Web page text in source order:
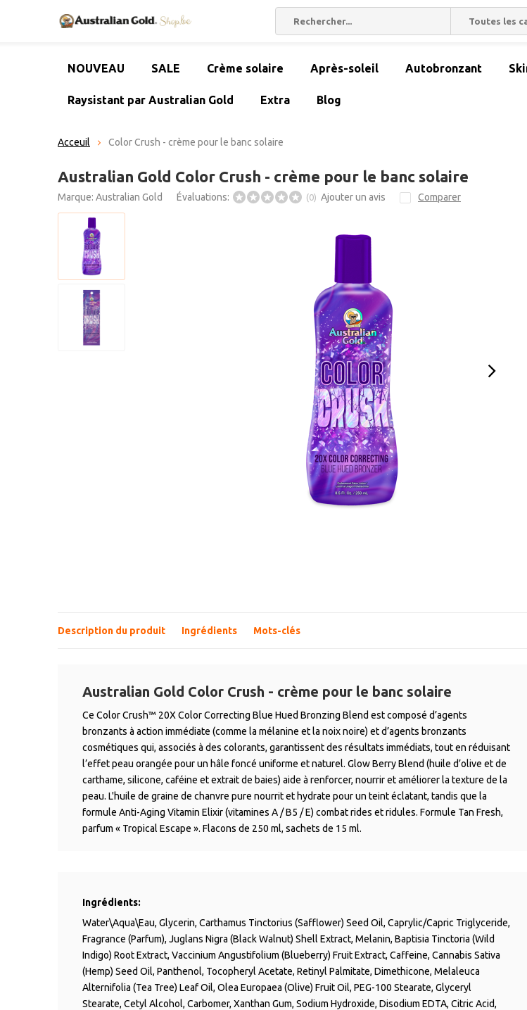
Toutes les
NOUVEAU SALE Crème solaire Après-soleil Autobronzant
Raysistant par Australian Gold Extra Blog
Acceuil Color Crush - crème pour le banc solaire
Australian Gold Color Crush - crème pour le banc solaire
Marque: Australian Gold Évaluations: (0) Ajouter un avis Comparer
Description du produit Ingrédients Mots-clés
Australian Gold Color Crush - crème pour le banc solaire
Ce Color Crush™ 20X Color Correcting Blue Hued Bronzing Blend est composé d’agents
bronzants à action immédiate (comme la mélanine et la noix noire) et d’agents bronzants
cosmétiques qui, associés à des colorants, garantissent des résultats immédiats, tout en réduisant
l’effet peau orangée pour un hâle foncé uniforme et naturel. Glow Berry Blend (huile d’olive et de
carthame, silicone, caféine et extrait de baies) aide à renforcer, nourrir et améliorer la texture de la
peau. L'huile de graine de chanvre pure nourrit et hydrate pour un teint éclatant, tandis que la
formule Anti-Aging Vitamin Elixir (vitamines A / B5 / E) combat rides et ridules. Formule Tan Fresh,
parfum « Tropical Escape ». Flacons de 250 ml, sachets de 15 ml.
Ingrédients:
Water\Aqua\Eau, Glycerin, Carthamus Tinctorius (Safflower) Seed Oil, Caprylic/Capric Triglyceride,
Fragrance (Parfum), Juglans Nigra (Black Walnut) Shell Extract, Melanin, Baptisia Tinctoria (Wild
Indigo) Root Extract, Vaccinium Angustifolium (Blueberry) Fruit Extract, Caffeine, Cannabis Sativa
(Hemp) Seed Oil, Panthenol, Tocopheryl Acetate, Retinyl Palmitate, Dimethicone, Melaleuca
Alternifolia (Tea Tree) Leaf Oil, Olea Europaea (Olive) Fruit Oil, PEG-100 Stearate, Glyceryl
Stearate, Cetyl Alcohol, Carbomer, Xanthan Gum, Sodium Hydroxide, Disodium EDTA, Citric Acid,